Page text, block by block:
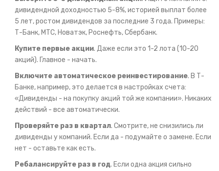
дивидендной доходностью 5-8%, историей выплат более
5 лет, ростом дивидендов за последние 3 года. Примеры:
Т-Банк, МТС, Новатэк, Роснефть, Сбербанк.
Купите первые акции. Даже если это 1-2 лота (10-20
акций). Главное - начать.
Включите автоматическое реинвестирование. В Т-
Банке, например, это делается в настройках счета:
«Дивиденды - на покупку акций той же компании». Никаких
действий - все автоматически.
Проверяйте раз в квартал. Смотрите, не снизились ли
дивиденды у компаний. Если да - подумайте о замене. Если
нет - оставьте как есть.
Ребалансируйте раз в год. Если одна акция сильно